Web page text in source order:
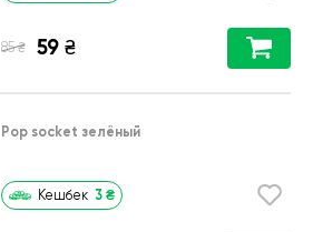
85 ₴ 59 ₴
Pop socket зелёный
Кешбек 3 ₴